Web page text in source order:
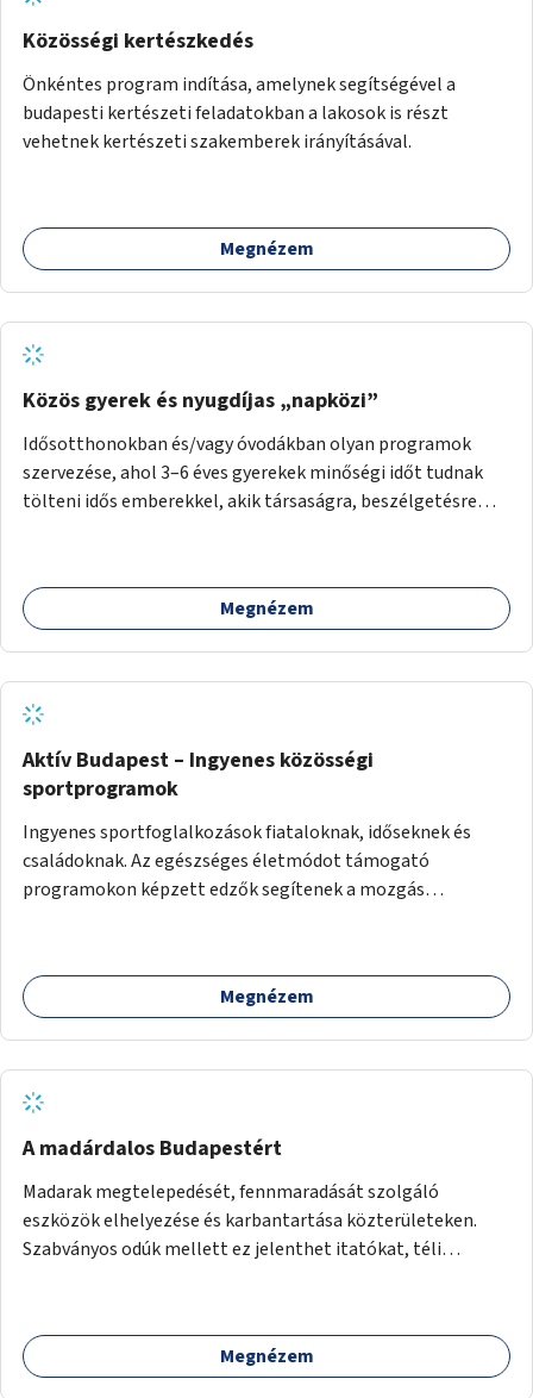
Közösségi kertészkedés
Önkéntes program indítása, amelynek segítségével a
budapesti kertészeti feladatokban a lakosok is részt
vehetnek kertészeti szakemberek irányításával.
Megnézem
Közös gyerek és nyugdíjas „napközi”
Idősotthonokban és/vagy óvodákban olyan programok
szervezése, ahol 3–6 éves gyerekek minőségi időt tudnak
tölteni idős emberekkel, akik társaságra, beszélgetésre
Megnézem
Aktív Budapest – Ingyenes közösségi
sportprogramok
Ingyenes sportfoglalkozások fiataloknak, időseknek és
családoknak. Az egészséges életmódot támogató
programokon képzett edzők segítenek a mozgás
Megnézem
A madárdalos Budapestért
Madarak megtelepedését, fennmaradását szolgáló
eszközök elhelyezése és karbantartása közterületeken.
Szabványos odúk mellett ez jelenthet itatókat, téli
Megnézem